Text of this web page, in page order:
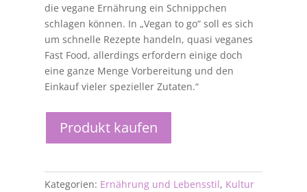
die vegane Ernährung ein Schnippchen
schlagen können. In „Vegan to go“ soll es sich
um schnelle Rezepte handeln, quasi veganes
Fast Food, allerdings erfordern einige doch
eine ganze Menge Vorbereitung und den
Einkauf vieler spezieller Zutaten.“
Produkt kaufen
Kategorien: Ernährung und Lebensstil, Kultur